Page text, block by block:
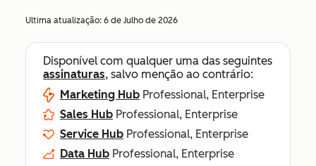
Ultima atualização: 6 de Julho de 2026
Disponível com qualquer uma das seguintes
assinaturas, salvo menção ao contrário:
Marketing Hub Professional, Enterprise
Sales Hub Professional, Enterprise
Service Hub Professional, Enterprise
Data Hub Professional, Enterprise